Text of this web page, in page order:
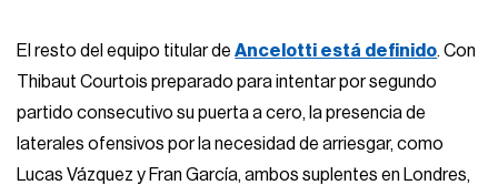
El resto del equipo titular deAncelotti está definido. Con
Thibaut Courtois preparado para intentar por segundo
partido consecutivo su puerta a cero, la presencia de
laterales ofensivos por la necesidad de arriesgar, como
Lucas Vázquez y Fran García, ambos suplentes en Londres,